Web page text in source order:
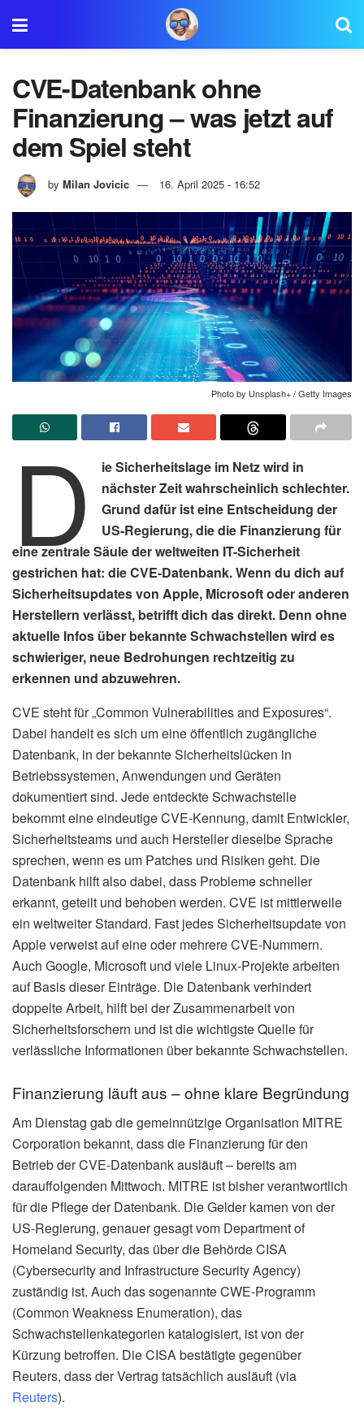
CVE-Datenbank ohne
Finanzierung – was jetzt auf
dem Spiel steht
by Milan Jovicic 16. April 2025 - 16:52
Photo by Unsplash+ / Getty Images
D
ie Sicherheitslage im Netz wird in
nächster Zeit wahrscheinlich schlechter.
Grund dafür ist eine Entscheidung der
US-Regierung, die die Finanzierung für
eine zentrale Säule der weltweiten IT-Sicherheit
gestrichen hat: die CVE-Datenbank. Wenn du dich auf
Sicherheitsupdates von Apple, Microsoft oder anderen
Herstellern verlässt, betrifft dich das direkt. Denn ohne
aktuelle Infos über bekannte Schwachstellen wird es
schwieriger, neue Bedrohungen rechtzeitig zu
erkennen und abzuwehren.
CVE steht für „Common Vulnerabilities and Exposures“.
Dabei handelt es sich um eine öffentlich zugängliche
Datenbank, in der bekannte Sicherheitslücken in
Betriebssystemen, Anwendungen und Geräten
dokumentiert sind. Jede entdeckte Schwachstelle
bekommt eine eindeutige CVE-Kennung, damit Entwickler,
Sicherheitsteams und auch Hersteller dieselbe Sprache
sprechen, wenn es um Patches und Risiken geht. Die
Datenbank hilft also dabei, dass Probleme schneller
erkannt, geteilt und behoben werden. CVE ist mittlerweile
ein weltweiter Standard. Fast jedes Sicherheitsupdate von
Apple verweist auf eine oder mehrere CVE-Nummern.
Auch Google, Microsoft und viele Linux-Projekte arbeiten
auf Basis dieser Einträge. Die Datenbank verhindert
doppelte Arbeit, hilft bei der Zusammenarbeit von
Sicherheitsforschern und ist die wichtigste Quelle für
verlässliche Informationen über bekannte Schwachstellen.
Finanzierung läuft aus – ohne klare Begründung
Am Dienstag gab die gemeinnützige Organisation MITRE
Corporation bekannt, dass die Finanzierung für den
Betrieb der CVE-Datenbank ausläuft – bereits am
darauffolgenden Mittwoch. MITRE ist bisher verantwortlich
für die Pflege der Datenbank. Die Gelder kamen von der
US-Regierung, genauer gesagt vom Department of
Homeland Security, das über die Behörde CISA
(Cybersecurity and Infrastructure Security Agency)
zuständig ist. Auch das sogenannte CWE-Programm
(Common Weakness Enumeration), das
Schwachstellenkategorien katalogisiert, ist von der
Kürzung betroffen. Die CISA bestätigte gegenüber
Reuters, dass der Vertrag tatsächlich ausläuft (via
Reuters).